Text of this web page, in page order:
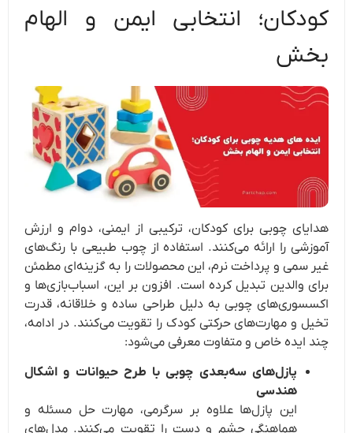
کودکان؛ انتخابی ایمن و الهام
بخش
هدایای چوبی برای کودکان، ترکیبی از ایمنی، دوام و ارزش
آموزشی را ارائه می‌کنند. استفاده از چوب طبیعی با رنگ‌های
غیر سمی و پرداخت نرم، این محصولات را به گزینه‌ای مطمئن
برای والدین تبدیل کرده است. افزون بر این، اسباب‌بازی‌ها و
اکسسوری‌های چوبی به دلیل طراحی ساده و خلاقانه، قدرت
تخیل و مهارت‌های حرکتی کودک را تقویت می‌کنند. در ادامه،
چند ایده خاص و متفاوت معرفی می‌شود:
پازل‌های سه‌بعدی چوبی با طرح حیوانات و اشکال
هندسی
این پازل‌ها علاوه بر سرگرمی، مهارت حل مسئله و
هماهنگی چشم و دست را تقویت می‌کنند. مدل‌های